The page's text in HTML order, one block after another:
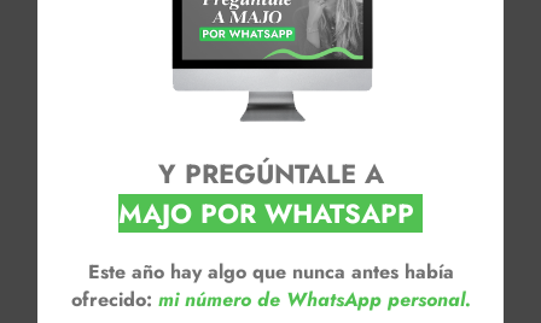
Y PREGÚNTALE A
MAJO POR WHATSAPP
Este año hay algo que nunca antes había
ofrecido: mi número de WhatsApp personal.